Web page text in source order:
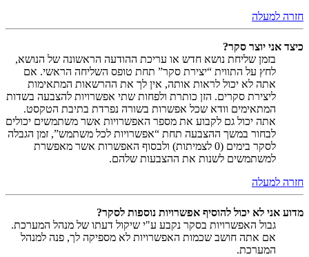
חזרה למעלה
כיצד אני יוצר סקר?
בזמן שליחת נושא חדש או עריכת ההודעה הראשונה של הנושא,
לחץ על התווית “יצירת סקר” תחת טופס השליחה הראשי. אם
אתה לא יכול לראות אותה, אין לך את ההרשאות המתאימות
ליצירת סקרים. הזן כותרת ולפחות שתי אפשרויות להצבעה בשדות
המתאימים וודא שכל אפשרות בשורה נפרדת בתיבת הטקסט.
אתה יכול גם לקבוע את מספר האפשרויות אשר משתמשים יכולים
לבחור במשך ההצבעה תחת “אפשרויות לכל משתמש”, זמן הגבלה
לסקר בימים (0 לצמיתות) ולבסוף האפשרות אשר מאפשרת
למשתמשים לשנות את ההצבעות שלהם.
חזרה למעלה
מדוע אני לא יכול להוסיף אפשרויות נוספות לסקר?
גבול האפשרויות בסקר נקבע ע"י שיקול דעתו של מנהל המערכת.
אם אתה חושב שכמות האפשרויות לא מספיקה לך, פנה למנהל
המערכת.